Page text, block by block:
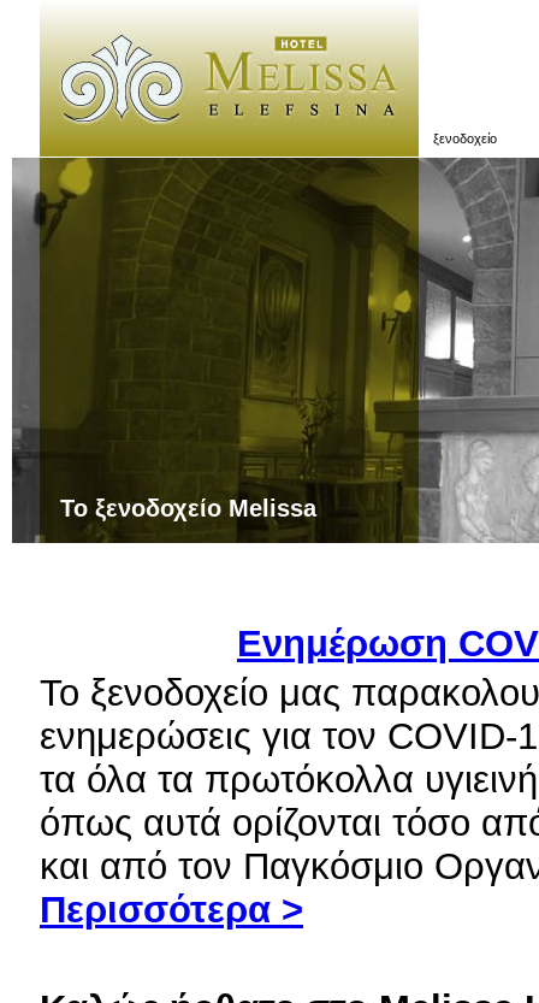
ξενοδοχείο
Το ξενοδοχείο Melissa
Ενημέρωση
Το ξενοδοχείο μας
ενημερώσεις για τον COVID-
τα όλα τα πρωτόκολλα
όπως αυτά ορίζονται τόσο
και από τον Παγκόσμιο
Περισσότερα >